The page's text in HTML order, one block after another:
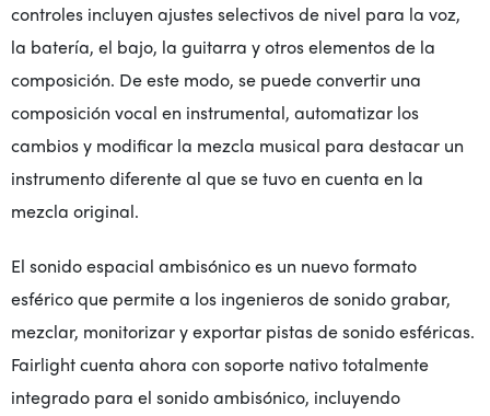
controles incluyen ajustes selectivos de nivel para la voz,
la batería, el bajo, la guitarra y otros elementos de la
composición. De este modo, se puede convertir una
composición vocal en instrumental, automatizar los
cambios y modificar la mezcla musical para destacar un
instrumento diferente al que se tuvo en cuenta en la
mezcla original.
El sonido espacial ambisónico es un nuevo formato
esférico que permite a los ingenieros de sonido grabar,
mezclar, monitorizar y exportar pistas de sonido esféricas.
Fairlight cuenta ahora con soporte nativo totalmente
integrado para el sonido ambisónico, incluyendo